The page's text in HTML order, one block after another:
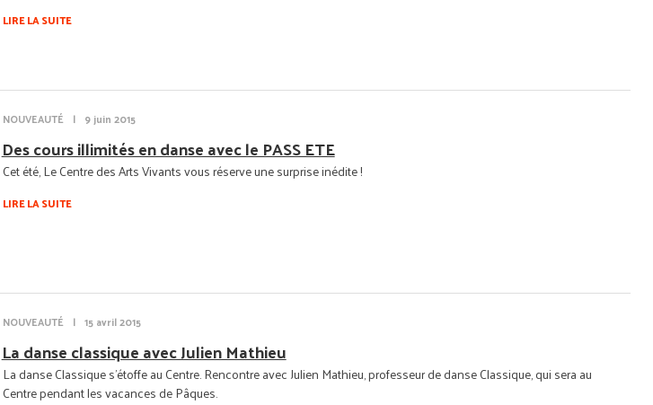
LIRE LA SUITE
NOUVEAUTÉ | 9 juin 2015
Des cours illimités en danse avec le PASS ETE
Cet été, Le Centre des Arts Vivants vous réserve une surprise inédite !
LIRE LA SUITE
NOUVEAUTÉ | 15 avril 2015
La danse classique avec Julien Mathieu
La danse Classique s'étoffe au Centre. Rencontre avec Julien Mathieu, professeur de danse Classique, qui sera au
Centre pendant les vacances de Pâques.